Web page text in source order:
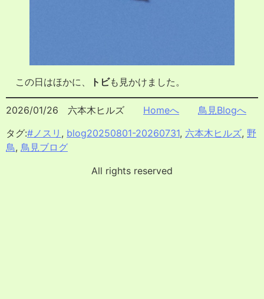
この日はほかに、 トビも見かけました。
2026/01/26 六本木ヒルズ Homeへ
鳥見Blogへ
タグ:#ノスリ , blog20250801-20260731, 六本木ヒルズ, 野
鳥, 鳥見ブログ
All rights reserved